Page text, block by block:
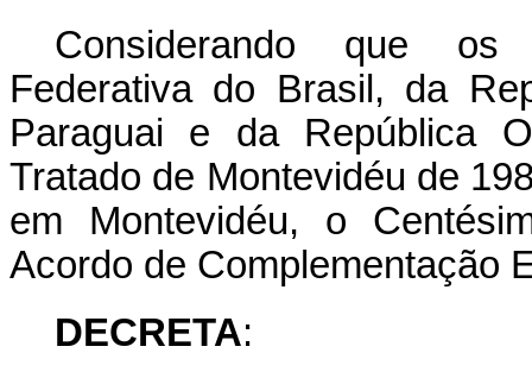
Considerando que os
Federativa do Brasil, da
Paraguai e da República
Tratado de Montevidéu de
em Montevidéu, o
Acordo de Complementação
DECRETA: